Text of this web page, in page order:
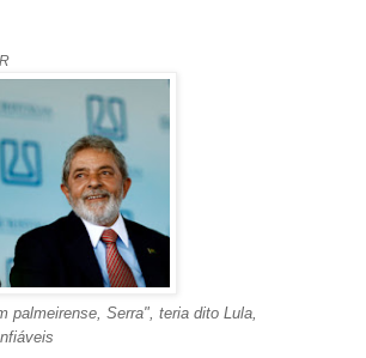
palmeirense, Serra", teria dito Lula,